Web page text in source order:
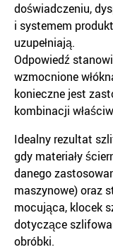
doświadczeniu,
i systemem
uzupełniają.
Odpowiedź
wzmocnione
konieczne jest
kombinacji
Idealny rezultat
gdy materiały
danego
maszynowe) oraz
mocująca, klocek
dotyczące
obróbki.